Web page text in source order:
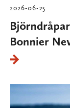
2026-06-25
Bonnier